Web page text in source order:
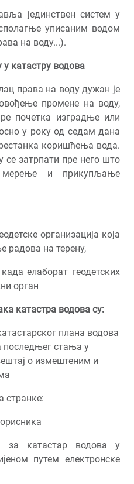
јединствен систем у
уписаним водом
на воду...).
катастру водова
права на воду дужан је
промене на воду,
почетка изградње или
у року од седам дана
коришћења вода.
се затрпати пре него што
мерење и прикупљање
организација која
радова на терену,
елаборат геодетских
орган
катастра водова су:
плана водова
стања у
о измештеним и
странке:
катастар водова у
путем електронске